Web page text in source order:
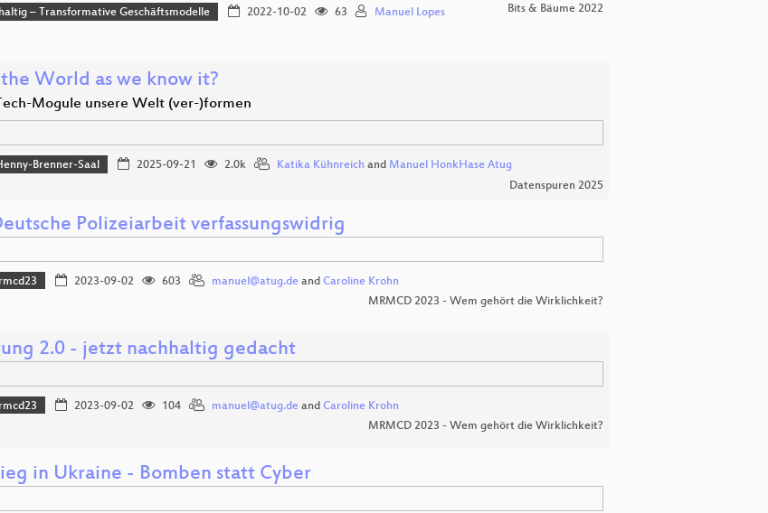
– Transformative Geschäftsmodelle 2022-10-02 63 Manuel Lopes Bits & Bäume 2022
World as we know it?
Mogule unsere Welt (ver-)formen
Brenner-Saal 2025-09-21 2.0k Katika Kühnreich and Manuel HonkHase Atug
Datenspuren 2025
Polizeiarbeit verfassungswidrig
2023-09-02 603 manuel@atug.deand Caroline Krohn
MRMCD 2023 - Wem gehört die Wirklichkeit?
2.0 - jetzt nachhaltig gedacht
2023-09-02 104 manuel@atug.deand Caroline Krohn
MRMCD 2023 - Wem gehört die Wirklichkeit?
in Ukraine - Bomben statt Cyber